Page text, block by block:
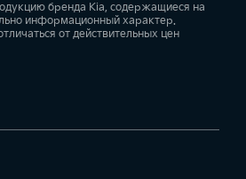
бренда Kia, содержащиеся на
информационный характер.
от действительных цен